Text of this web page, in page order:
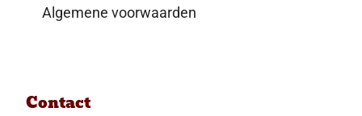
Algemene voorwaarden
Contact